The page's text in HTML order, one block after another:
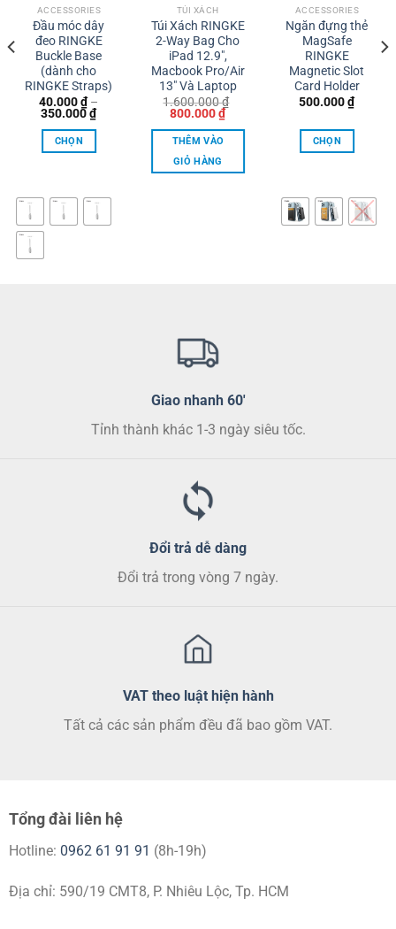
ACCESSORIES
Đầu móc dây
đeo RINGKE
Buckle Base
(dành cho
RINGKE Straps)
40.000₫ –
350.000₫Khoảng
giá:
CHỌN
phẩm
chọn
TÚI XÁCH
Túi Xách RINGKE
2-Way Bag Cho
iPad 12.9″,
Macbook Pro/Air
13″ Và Laptop
1.600.000₫
Giá
là:
1.600.000 ₫.
800.000₫Giá
hiện
tại
THÊM VÀO
GIỎ HÀNG
ACCESSORIES
Ngăn đựng thẻ
MagSafe
RINGKE
Magnetic Slot
Card Holder
500.000₫
CHỌN
phẩm
này
Giao nhanh 60'
Tỉnh thành khác 1-3 ngày siêu tốc.
Đổi trả dễ dàng
Đổi trả trong vòng 7 ngày.
VAT theo luật hiện hành
Tất cả các sản phẩm đều đã bao gồm VAT.
Tổng đài liên hệ
Hotline: 0962 61 91 91 (8h-19h)
Địa chỉ: 590/19 CMT8, P. Nhiêu Lộc, Tp. HCM